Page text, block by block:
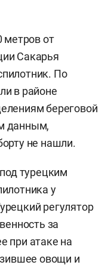
метров от
Сакарья
По
в районе
береговой
данным,
не нашли.
турецким
у
регулятор
за
при атаке на
овощи и